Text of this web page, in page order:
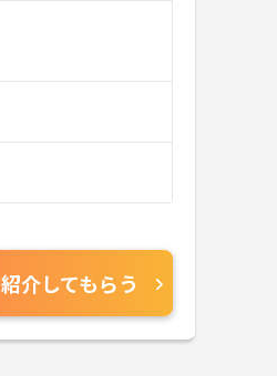
紹介してもらう